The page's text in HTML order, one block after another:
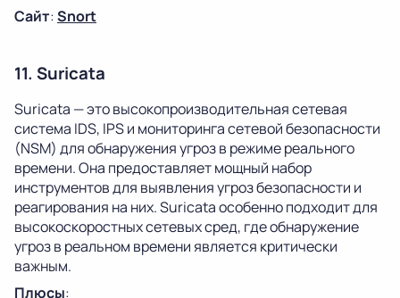
Сайт:Snort
11. Suricata
Suricata — это высокопроизводительная сетевая
система IDS, IPS и мониторинга сетевой безопасности
(NSM) для обнаружения угроз в режиме реального
времени. Она предоставляет мощный набор
инструментов для выявления угроз безопасности и
реагирования на них. Suricata особенно подходит для
высокоскоростных сетевых сред, где обнаружение
угроз в реальном времени является критически
важным.
Плюсы: